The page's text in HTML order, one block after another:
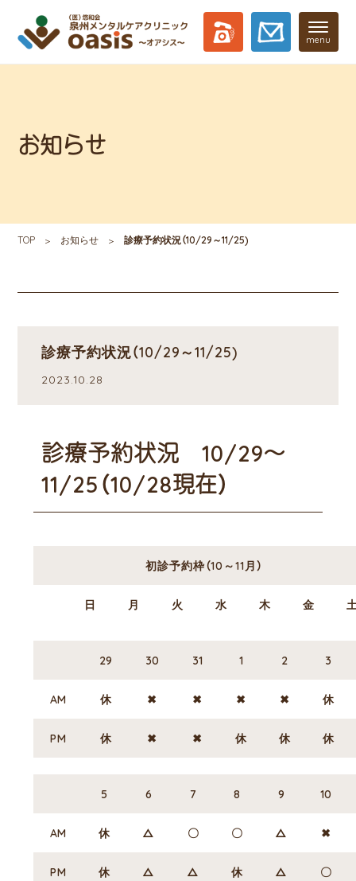
menu
お知らせ
TOP お知らせ 診療予約状況（10/29～11/25)
診療予約状況（10/29～11/25)
2023.10.28
診療予約状況 10/29～
11/25（10/28現在）
初診予約枠（10～11月）
日 月 火 水 木 金
29 30 31 1 2 3
AM 休 ✖ ✖ ✖ ✖ 休
PM 休 ✖ ✖ 休 休 休
5 6 7 8 9 10
AM 休 △ 〇 〇 △ ✖
PM 休 △ △ 休 △ 〇